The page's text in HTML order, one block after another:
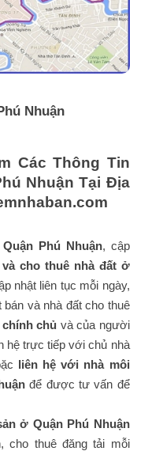
Nhuận
Các Thông Tin
Nhuận Tại Địa
Phú Nhuận, cập
cho thuê nhà đất ở
nhật liên tục mỗi ngày,
và nhà đất cho thuê
chủ và của người
hệ trực tiếp với chủ nhà
liên hệ với nhà môi
để được tư vấn để
ở Quận Phú Nhuận
cho thuê đăng tải mỗi